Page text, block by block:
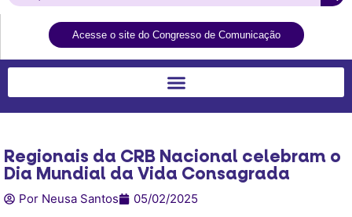
Acesse o site do Congresso de Comunicação
Regionais da CRB Nacional celebram o
Dia Mundial da Vida Consagrada
Por Neusa Santos 05/02/2025